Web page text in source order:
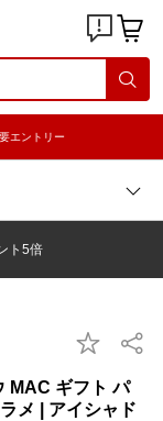
要エントリー
ト5倍
MAC ギフト パ
メ | アイシャド